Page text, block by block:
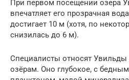
При первом посещении озера
впечатляет его прозрачная
достигает 10 м (хотя, по
снизилась до 6 м).
Специалисты относят
озёрам. Оно глубокое, с